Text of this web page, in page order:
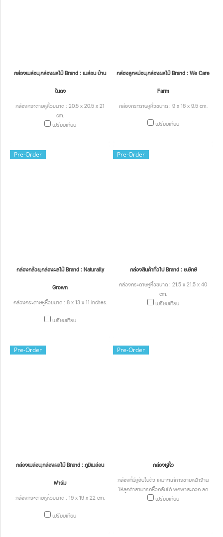
กล่องเมล่อน,กล่องผลไม้ Brand : เมล่อน บ้าน
ในดง
กล่องกระดาษหูหิ้วขนาด : 20.5 x 20.5 x 21
cm.
เปรียบเทียบ
กล่องลูกหม่อน,กล่องผลไม้ Brand : We Care
Farm
กล่องกระดาษหูหิ้วขนาด : 9 x 16 x 9.5 cm.
เปรียบเทียบ
Pre-Order
กล่องกล้วย,กล่องผลไม้ Brand : Naturally
Grown
กล่องกระดาษหูหิ้วขนาด : 8 x 13 x 11 inches.
เปรียบเทียบ
Pre-Order
กล่องสินค้าทั่วไป Brand : ย.ยักษ์
กล่องกระดาษหูหิ้วขนาด : 21.5 x 21.5 x 40
cm.
เปรียบเทียบ
Pre-Order
กล่องเมล่อน,กล่องผลไม้ Brand : ภูมิเมล่อน
ฟาร์ม
กล่องกระดาษหูหิ้วขนาด : 19 x 19 x 22 cm.
เปรียบเทียบ
Pre-Order
กล่องหูหิ้ว
กล่องที่มีหูจับในตัว เหมาะแก่การขายหน้าร้าน
ให้ลูกค้าสามารถหิ้วกลับได้ พกพาสะดวก ลด
การใช้ถุงพลาสติก ลดโลกร้อน
เปรียบเทียบ